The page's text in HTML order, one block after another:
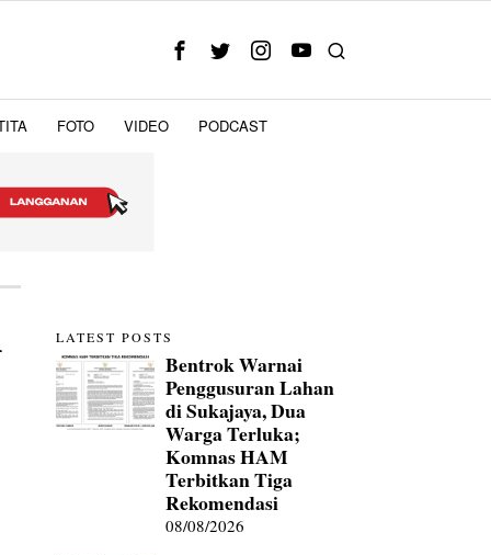
FOTO VIDEO PODCAST
LATEST POSTS
Bentrok Warnai
Penggusuran Lahan
di Sukajaya, Dua
Warga Terluka;
Komnas HAM
Terbitkan Tiga
Rekomendasi
08/08/2026